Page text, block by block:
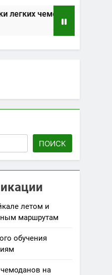
на колесах с
ПОИСК
летом и
маршрутам
обучения
чемоданов на